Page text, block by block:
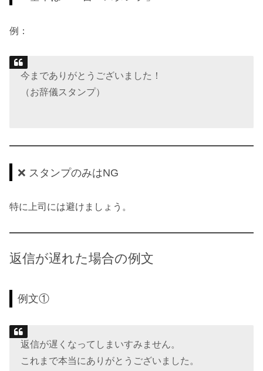
例：
今までありがとうございました！
（お辞儀スタンプ）
❌ スタンプのみはNG
特に上司には避けましょう。
返信が遅れた場合の例文
例文①
返信が遅くなってしまいすみません。
これまで本当にありがとうございました。